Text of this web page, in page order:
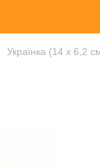
Українка (14 х 6,2